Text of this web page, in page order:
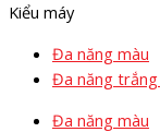
Kiểu máy
Đa năng màu
Đa năng trắng
Đa năng màu